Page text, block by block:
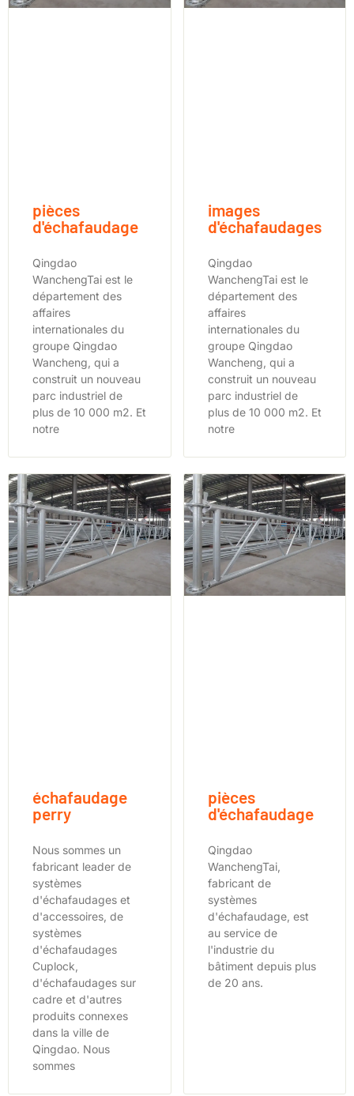
pièces
d'échafaudage
Qingdao
WanchengTai est le
département des
affaires
internationales du
groupe Qingdao
Wancheng, qui a
construit un nouveau
parc industriel de
plus de 10 000 m2. Et
notre
images
d'échafaudages
Qingdao
WanchengTai est le
département des
affaires
internationales du
groupe Qingdao
Wancheng, qui a
construit un nouveau
parc industriel de
plus de 10 000 m2. Et
notre
échafaudage
perry
Nous sommes un
fabricant leader de
systèmes
d'échafaudages et
d'accessoires, de
systèmes
d'échafaudages
Cuplock,
d'échafaudages sur
cadre et d'autres
produits connexes
dans la ville de
Qingdao. Nous
sommes
pièces
d'échafaudage
Qingdao
WanchengTai,
fabricant de
systèmes
d'échafaudage, est
au service de
l'industrie du
bâtiment depuis plus
de 20 ans.